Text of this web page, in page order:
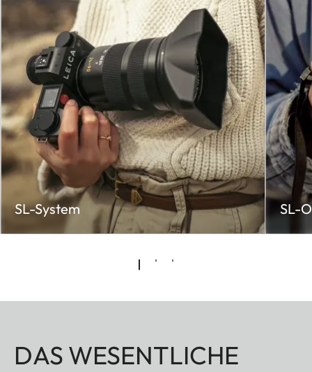
SL-System SL-
DAS WESENTLICHE